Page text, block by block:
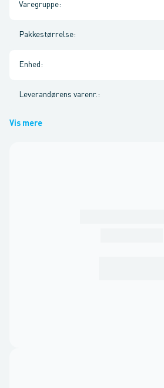
Varegruppe:
Pakkestørrelse:
Enhed :
Leverandørens varenr. :
Vis mere